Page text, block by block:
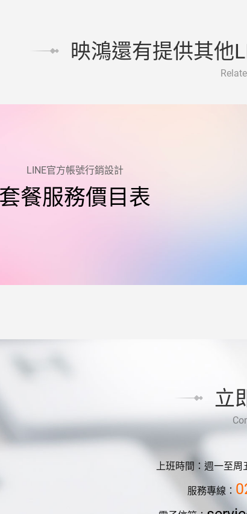
映鴻還有提供其他
LINE官方帳號行銷設計
套餐服務價目表
立
上班時間：週一至周
服務專線：